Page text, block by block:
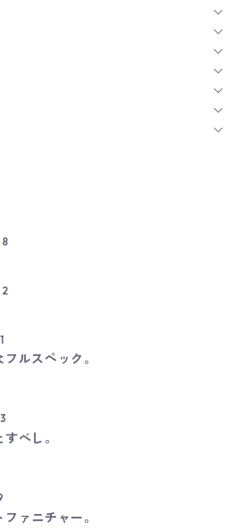
ルスペック。
べし。
ァニチャー。